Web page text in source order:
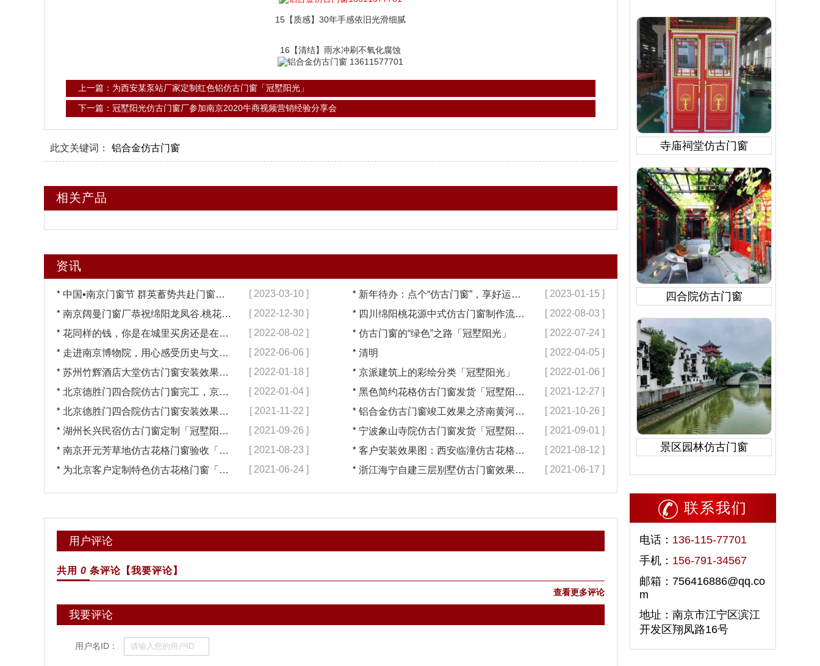
15【质感】30年手感依旧光滑细腻
16【清结】雨水冲刷不氧化腐蚀
上一篇：为西安某泵站厂家定制红色铝仿古门窗「冠墅阳光」
下一篇：冠墅阳光仿古门窗厂参加南京2020牛商视频营销经验分享会
此文关键词： 铝合金仿古门窗
相关产品
资讯
* 中国▪南京门窗节 群英蓄势共赴门窗盛宴【冠墅阳光】 [ 2023-03-10 ] * 新年待办：点个“仿古门窗”，享好运【冠墅阳光】 [ 2023-01-15 ]
* 南京阔曼门窗厂恭祝绵阳龙凤谷.桃花源国宅品鉴会隆重启幕！ [ 2022-12-30 ] * 四川绵阳桃花源中式仿古门窗制作流程大揭秘【冠墅阳光】 [ 2022-08-03 ]
* 花同样的钱，你是在城里买房还是在农村自建房？「冠墅阳光」 [ 2022-08-02 ] * 仿古门窗的“绿色”之路「冠墅阳光」 [ 2022-07-24 ]
* 走进南京博物院，用心感受历史与文化「冠墅阳光」 [ 2022-06-06 ] * 清明 [ 2022-04-05 ]
* 苏州竹辉酒店大堂仿古门窗安装效果「冠墅阳光」 [ 2022-01-18 ] * 京派建筑上的彩绘分类「冠墅阳光」 [ 2022-01-06 ]
* 北京德胜门四合院仿古门窗完工，京味浓郁「冠墅阳光」 [ 2022-01-04 ] * 黑色简约花格仿古门窗发货「冠墅阳光」 [ 2021-12-27 ]
* 北京德胜门四合院仿古门窗安装效果「冠墅阳光」 [ 2021-11-22 ] * 铝合金仿古门窗竣工效果之济南黄河文化展览馆「冠墅阳光」 [ 2021-10-26 ]
* 湖州长兴民宿仿古门窗定制「冠墅阳光」 [ 2021-09-26 ] * 宁波象山寺院仿古门窗发货「冠墅阳光」 [ 2021-09-01 ]
* 南京开元芳草地仿古花格门窗验收「冠墅阳光」 [ 2021-08-23 ] * 客户安装效果图：西安临潼仿古花格门窗反馈「冠墅阳光」 [ 2021-08-12 ]
* 为北京客户定制特色仿古花格门窗「冠墅阳光」 [ 2021-06-24 ] * 浙江海宁自建三层别墅仿古门窗效果图「冠墅阳光」 [ 2021-06-17 ]
用户评论
共用 0 条评论 【我要评论】
查看更多评论
我要评论
用户名ID：
寺庙祠堂仿古门窗
四合院仿古门窗
景区园林仿古门窗
联系我们
电话： 136-115-77701
手机： 156-791-34567
邮箱：756416886@qq.co
m
地址：南京市江宁区滨江
开发区翔凤路16号